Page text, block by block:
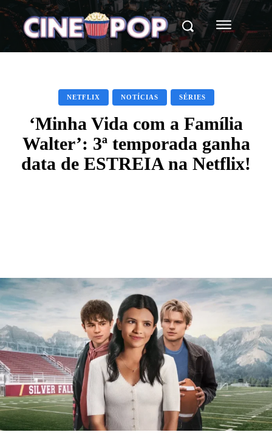
NETFLIX NOTÍCIAS SÉRIES
‘Minha Vida com a Família
Walter’: 3ª temporada ganha
data de ESTREIA na Netflix!